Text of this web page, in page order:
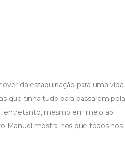
da estaquinação para uma vida
que tinha tudo para passarem pela
entretanto, mesmo em meio ao
Manuel mostra-nos que todos nós